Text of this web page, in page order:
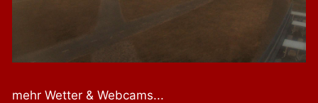
mehr Wetter & Webcams...